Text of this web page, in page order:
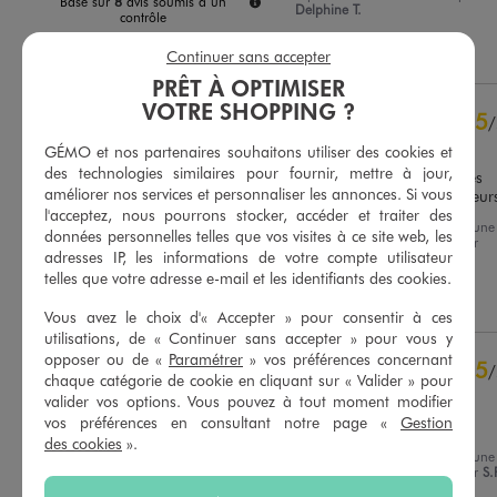
contrôle
8
0
2étoiles
0
1étoile 0
Trier les avis
Delphine T.
Utile
5/
Avis vérifié et récompensé
Ma fille adore Edwige et ses
chaussettes aux jolies
Avis du13/12/2025
, suite à une
expérience du28/11/2025
par
Maryse G.
5/
Avis vérifié et récompensé
Ma fille en est fan.
, suite à une
expérience du31/01/2025 par
PRÊT À OPTIMISER
VOTRE SHOPPING ?
GÉMO et nos partenaires souhaitons utiliser des cookies et
des technologies similaires pour fournir, mettre à jour,
améliorer nos services et personnaliser les annonces. Si vous
l'acceptez, nous pourrons stocker, accéder et traiter des
données personnelles telles que vos visites à ce site web, les
adresses IP, les informations de votre compte utilisateur
telles que votre adresse e-mail et les identifiants des cookies.
Vous avez le choix d'« Accepter » pour consentir à ces
utilisations, de « Continuer sans accepter » pour vous y
opposer ou de « Paramétrer » vos préférences concernant
chaque catégorie de cookie en cliquant sur « Valider » pour
valider vos options. Vous pouvez à tout moment modifier
vos préférences en consultant notre page « Gestion
des cookies ».
Continuer sans accepter